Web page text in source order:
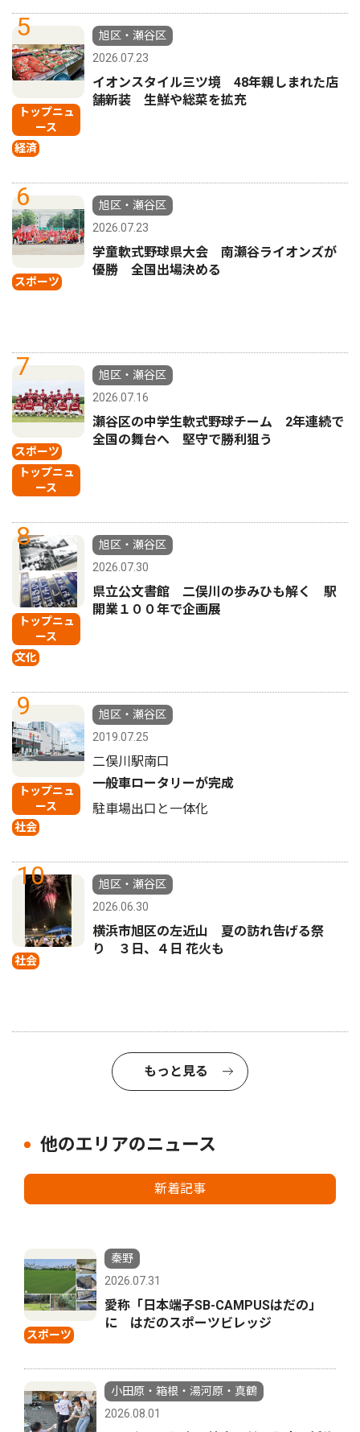
5
トップニュ
ース
経済
旭区・瀬谷区
2026.07.23
イオンスタイル三ツ境 48年親しまれた店
舗新装 生鮮や総菜を拡充
6
スポーツ
旭区・瀬谷区
2026.07.23
学童軟式野球県大会 南瀬谷ライオンズが
優勝 全国出場決める
7
スポーツ
トップニュ
ース
旭区・瀬谷区
2026.07.16
瀬谷区の中学生軟式野球チーム 2年連続で
全国の舞台へ 堅守で勝利狙う
8
トップニュ
ース
文化
旭区・瀬谷区
2026.07.30
県立公文書館 二俣川の歩みひも解く 駅
開業１００年で企画展
9
トップニュ
ース
社会
旭区・瀬谷区
2019.07.25
二俣川駅南口
一般車ロータリーが完成
駐車場出口と一体化
10
社会
旭区・瀬谷区
2026.06.30
横浜市旭区の左近山 夏の訪れ告げる祭
り ３日、４日 花火も
もっと見る
他のエリアのニュース
新着記事
スポーツ
秦野
2026.07.31
愛称「日本端子SB-CAMPUSはだの」
に はだのスポーツビレッジ
小田原・箱根・湯河原・真鶴
2026.08.01